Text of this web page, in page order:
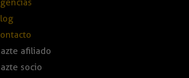
afiliado
socio